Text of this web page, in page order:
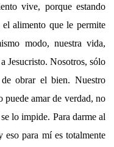
vive, porque estando
alimento que le permite
modo, nuestra vida,
Jesucristo. Nosotros, sólo
de obrar el bien. Nuestro
puede amar de verdad, no
lo impide. Para darme al
para mí es totalmente